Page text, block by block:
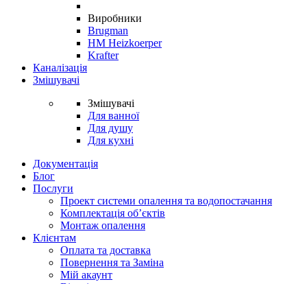
Виробники
Brugman
HM Heizkoerper
Krafter
Каналізація
Змішувачі
Змішувачі
Для ванної
Для душу
Для кухні
Документація
Блог
Послуги
Проект системи опалення та водопостачання
Комплектація об’єктів
Монтаж опалення
Клієнтам
Оплата та доставка
Повернення та Заміна
Мій акаунт